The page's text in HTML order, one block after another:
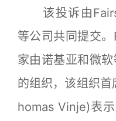
该投诉由
等公司共同提交
家由诺基亚和微
的组织，该组织首
homas Vinje)表